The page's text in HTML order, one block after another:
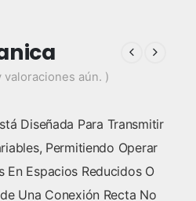
valoraciones aún. )
Diseñada Para Transmitir
Permitiendo Operar
En Espacios Reducidos O
Una Conexión Recta No